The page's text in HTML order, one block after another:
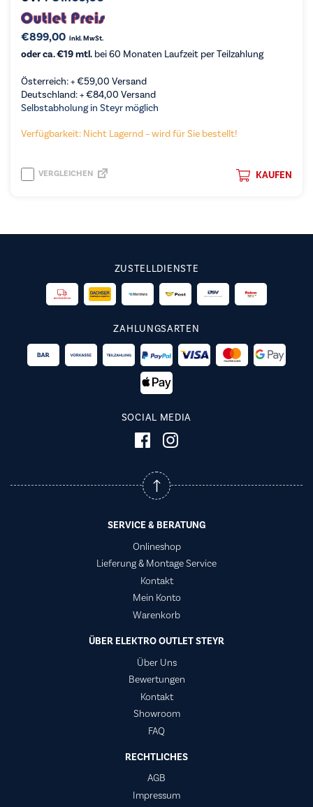
€899,00 inkl. MwSt.
oder ca. €19 mtl. bei 60 Monaten Laufzeit per Teilzahlung
Österreich: +€59,00 Versand
Deutschland: +€84,00 Versand
Selbstabholung in Steyr möglich
Verfügbarkeit: Nicht Lagernd – wird für Sie bestellt!
KAUFEN
VERGLEICHEN
ZUSTELLDIENSTE
ZAHLUNGSARTEN
SOCIAL MEDIA
SERVICE & BERATUNG
Onlineshop
Lieferung & Montage Service
Kontakt
Mein Konto
Warenkorb
ÜBER ELEKTRO OUTLET STEYR
Über Uns
Bewertungen
Kontakt
Showroom
FAQ
RECHTLICHES
AGB
Impressum